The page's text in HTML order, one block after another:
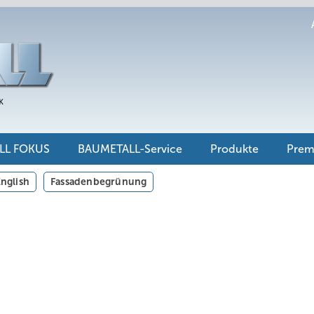
FOKUS BAUMETALL-Service Produkte
Fassadenbegrünung